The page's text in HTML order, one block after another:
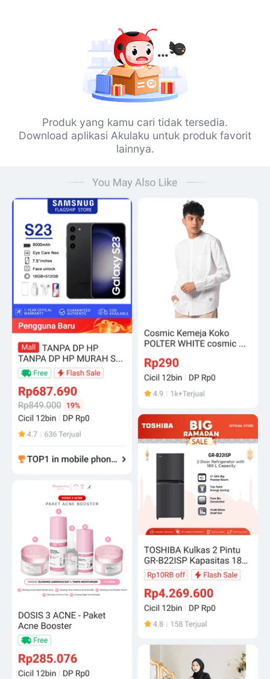
Produk yang kamu cari tidak tersedia.
Download aplikasi Akulaku untuk produk favorit
lainnya.